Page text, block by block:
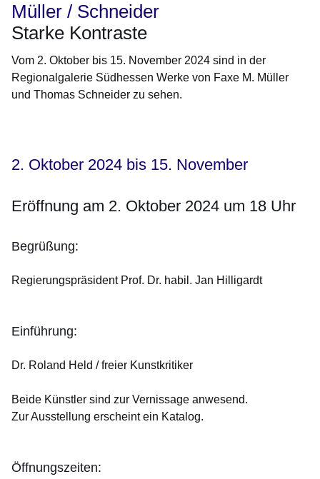
Müller / Schneider
Starke Kontraste
Vom 2. Oktober bis 15. November 2024 sind in der
Regionalgalerie Südhessen Werke von Faxe M. Müller
und Thomas Schneider zu sehen.
2. Oktober 2024 bis 15. November
Eröffnung am 2. Oktober 2024 um 18 Uhr
Begrüßung:
Regierungspräsident Prof. Dr. habil. Jan Hilligardt
Einführung:
Dr. Roland Held / freier Kunstkritiker
Beide Künstler sind zur Vernissage anwesend.
Zur Ausstellung erscheint ein Katalog.
Öffnungszeiten: